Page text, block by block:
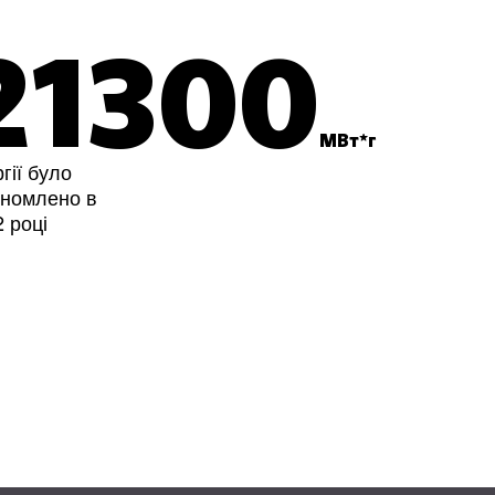
МВт*г
було
в
році